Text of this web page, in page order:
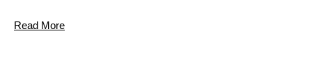
Read More